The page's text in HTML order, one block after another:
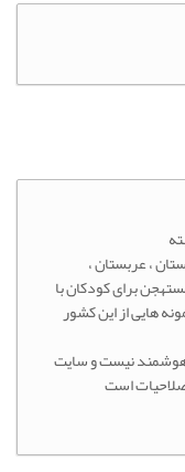
، عربستان ،
برای کودکان با
هایی از این کشور
هوشمند نیست و سایت
است